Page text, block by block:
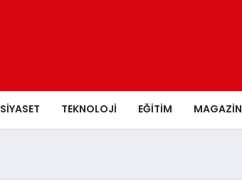
SIYASET TEKNOLOJI EĞITIM MAGAZIN